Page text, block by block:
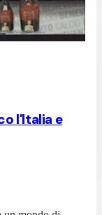
l'Italia e